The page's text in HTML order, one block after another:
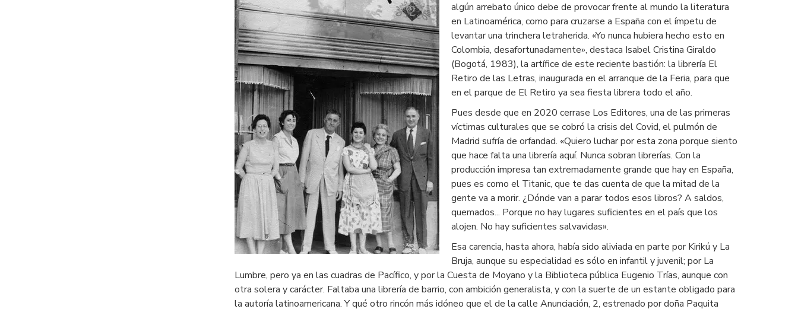
algún arrebato único debe de provocar frente al mundo la literatura
en Latinoamérica, como para cruzarse a España con el ímpetu de
levantar una trinchera letraherida. «Yo nunca hubiera hecho esto en
Colombia, desafortunadamente», destaca Isabel Cristina Giraldo
(Bogotá, 1983), la artífice de este reciente bastión: la librería El
Retiro de las Letras, inaugurada en el arranque de la Feria, para que
en el parque de El Retiro ya sea fiesta librera todo el año.
Pues desde que en 2020 cerrase Los Editores, una de las primeras
víctimas culturales que se cobró la crisis del Covid, el pulmón de
Madrid sufría de orfandad. «Quiero luchar por esta zona porque siento
que hace falta una librería aquí. Nunca sobran librerías. Con la
producción impresa tan extremadamente grande que hay en España,
pues es como el Titanic, que te das cuenta de que la mitad de la
gente va a morir. ¿Dónde van a parar todos esos libros? A saldos,
quemados... Porque no hay lugares suficientes en el país que los
alojen. No hay suficientes salvavidas».
Esa carencia, hasta ahora, había sido aliviada en parte por Kirikú y La
Bruja, aunque su especialidad es sólo en infantil y juvenil; por La
Lumbre, pero ya en las cuadras de Pacífico, y por la Cuesta de Moyano y la Biblioteca pública Eugenio Trías, aunque con
otra solera y carácter. Faltaba una librería de barrio, con ambición generalista, y con la suerte de un estante obligado para
la autoría latinoamericana. Y qué otro rincón más idóneo que el de la calle Anunciación, 2, estrenado por doña Paquita